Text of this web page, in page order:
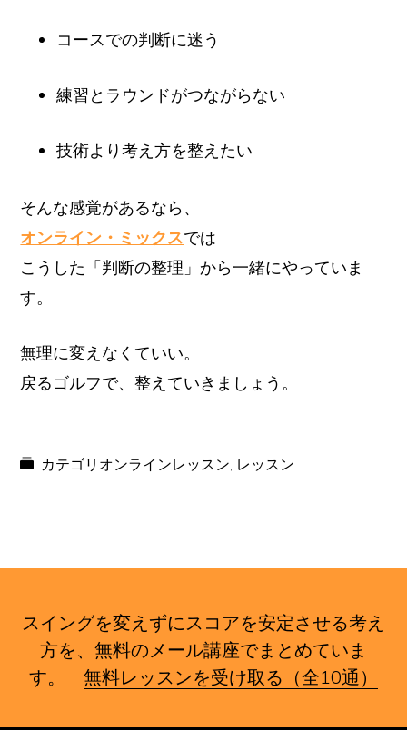
コースでの判断に迷う
練習とラウンドがつながらない
技術より考え方を整えたい
そんな感覚があるなら、
オンライン・ミックスでは
こうした「判断の整理」から一緒にやっていま
す。
無理に変えなくていい。
戻るゴルフで、整えていきましょう。
カテゴリ オンラインレッスン, レッスン
スイングを変えずにスコアを安定させる考え
方を、無料のメール講座でまとめていま
す。 無料レッスンを受け取る（全10通）